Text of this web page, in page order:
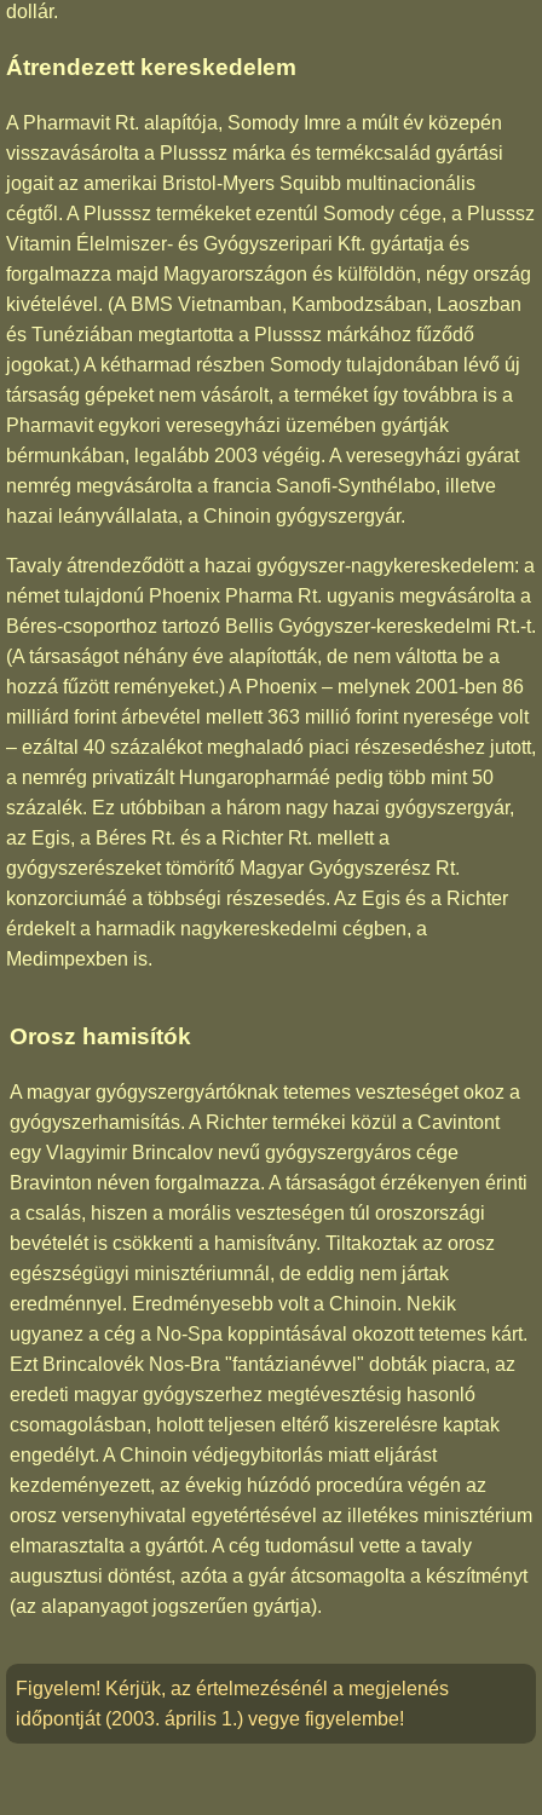
dollár.
Átrendezett kereskedelem
A Pharmavit Rt. alapítója, Somody Imre a múlt év közepén
visszavásárolta a Plusssz márka és termékcsalád gyártási
jogait az amerikai Bristol-Myers Squibb multinacionális
cégtől. A Plusssz termékeket ezentúl Somody cége, a Plusssz
Vitamin Élelmiszer- és Gyógyszeripari Kft. gyártatja és
forgalmazza majd Magyarországon és külföldön, négy ország
kivételével. (A BMS Vietnamban, Kambodzsában, Laoszban
és Tunéziában megtartotta a Plusssz márkához fűződő
jogokat.) A kétharmad részben Somody tulajdonában lévő új
társaság gépeket nem vásárolt, a terméket így továbbra is a
Pharmavit egykori veresegyházi üzemében gyártják
bérmunkában, legalább 2003 végéig. A veresegyházi gyárat
nemrég megvásárolta a francia Sanofi-Synthélabo, illetve
hazai leányvállalata, a Chinoin gyógyszergyár.
Tavaly átrendeződött a hazai gyógyszer-nagykereskedelem: a
német tulajdonú Phoenix Pharma Rt. ugyanis megvásárolta a
Béres-csoporthoz tartozó Bellis Gyógyszer-kereskedelmi Rt.-t.
(A társaságot néhány éve alapították, de nem váltotta be a
hozzá fűzött reményeket.) A Phoenix – melynek 2001-ben 86
milliárd forint árbevétel mellett 363 millió forint nyeresége volt
– ezáltal 40 százalékot meghaladó piaci részesedéshez jutott,
a nemrég privatizált Hungaropharmáé pedig több mint 50
százalék. Ez utóbbiban a három nagy hazai gyógyszergyár,
az Egis, a Béres Rt. és a Richter Rt. mellett a
gyógyszerészeket tömörítő Magyar Gyógyszerész Rt.
konzorciumáé a többségi részesedés. Az Egis és a Richter
érdekelt a harmadik nagykereskedelmi cégben, a
Medimpexben is.
Orosz hamisítók
A magyar gyógyszergyártóknak tetemes veszteséget okoz a
gyógyszerhamisítás. A Richter termékei közül a Cavintont
egy Vlagyimir Brincalov nevű gyógyszergyáros cége
Bravinton néven forgalmazza. A társaságot érzékenyen érinti
a csalás, hiszen a morális veszteségen túl oroszországi
bevételét is csökkenti a hamisítvány. Tiltakoztak az orosz
egészségügyi minisztériumnál, de eddig nem jártak
eredménnyel. Eredményesebb volt a Chinoin. Nekik
ugyanez a cég a No-Spa koppintásával okozott tetemes kárt.
Ezt Brincalovék Nos-Bra "fantázianévvel" dobták piacra, az
eredeti magyar gyógyszerhez megtévesztésig hasonló
csomagolásban, holott teljesen eltérő kiszerelésre kaptak
engedélyt. A Chinoin védjegybitorlás miatt eljárást
kezdeményezett, az évekig húzódó procedúra végén az
orosz versenyhivatal egyetértésével az illetékes minisztérium
elmarasztalta a gyártót. A cég tudomásul vette a tavaly
augusztusi döntést, azóta a gyár átcsomagolta a készítményt
(az alapanyagot jogszerűen gyártja).
Figyelem! Kérjük, az értelmezésénél a megjelenés
időpontját (2003. április 1.) vegye figyelembe!